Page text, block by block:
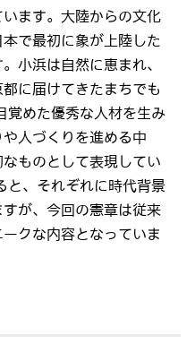
います。大陸からの文化
で最初に象が上陸した
小浜は自然に恵まれ、
に届けてきたまちでも
覚めた優秀な人材を生み
人づくりを進める中
ものとして表現してい
と、それぞれに時代背景
が、今回の憲章は従来
クな内容となっていま